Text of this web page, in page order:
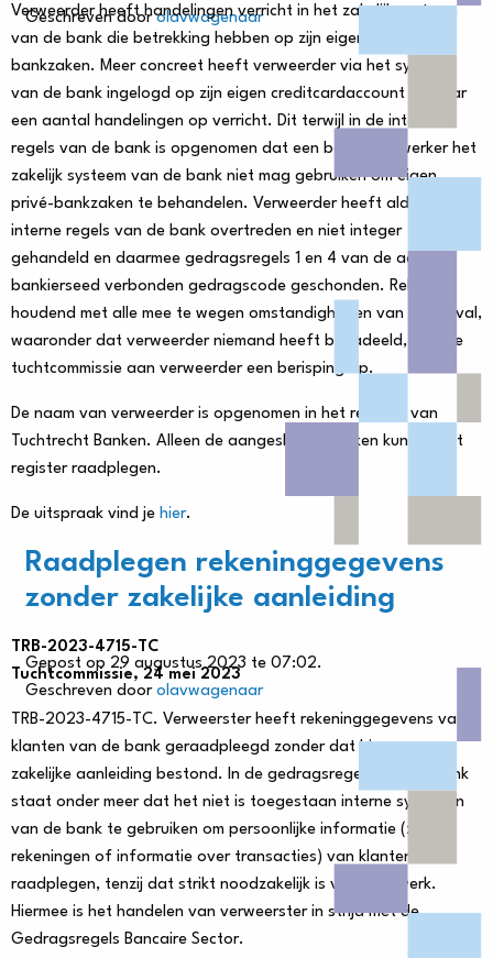
Geschreven doorolavwagenaar
Verweerder heeft handelingen verricht in het zakelijk systeem
van de bank die betrekking hebben op zijn eigen privé-
bankzaken. Meer concreet heeft verweerder via het systeem
van de bank ingelogd op zijn eigen creditcardaccount en daar
een aantal handelingen op verricht. Dit terwijl in de interne
regels van de bank is opgenomen dat een bankmedewerker het
zakelijk systeem van de bank niet mag gebruiken om eigen
privé-bankzaken te behandelen. Verweerder heeft aldus die
interne regels van de bank overtreden en niet integer
gehandeld en daarmee gedragsregels 1 en 4 van de aan de
bankierseed verbonden gedragscode geschonden. Rekening
houdend met alle mee te wegen omstandigheden van het geval,
waaronder dat verweerder niemand heeft benadeeld, legt de
tuchtcommissie aan verweerder een berisping op.
De naam van verweerder is opgenomen in het register van
Tuchtrecht Banken. Alleen de aangesloten banken kunnen het
register raadplegen.
De uitspraak vind je hier.
Raadplegen rekeninggegevens
zonder zakelijke aanleiding
Gepost op 29 augustus 2023 te 07:02.
Geschreven door olavwagenaar
TRB-2023-4715-TC
Tuchtcommissie, 24 mei 2023
TRB-2023-4715-TC. Verweerster heeft rekeninggegevens van
klanten van de bank geraadpleegd zonder dat hiervoor een
zakelijke aanleiding bestond. In de gedragsregels van de bank
staat onder meer dat het niet is toegestaan interne systemen
van de bank te gebruiken om persoonlijke informatie (zoals
rekeningen of informatie over transacties) van klanten te
raadplegen, tenzij dat strikt noodzakelijk is voor het werk.
Hiermee is het handelen van verweerster in strijd met de
Gedragsregels Bancaire Sector.